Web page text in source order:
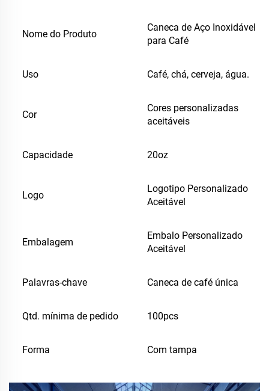
Nome do Produto
Caneca de Aço Inoxidável
para Café
Uso Café, chá, cerveja, água.
Cor
Cores personalizadas
aceitáveis
Capacidade 20oz
Logo
Logotipo Personalizado
Aceitável
Embalagem
Embalo Personalizado
Aceitável
Palavras-chave Caneca de café única
Qtd. mínima de pedido 100pcs
Forma Com tampa